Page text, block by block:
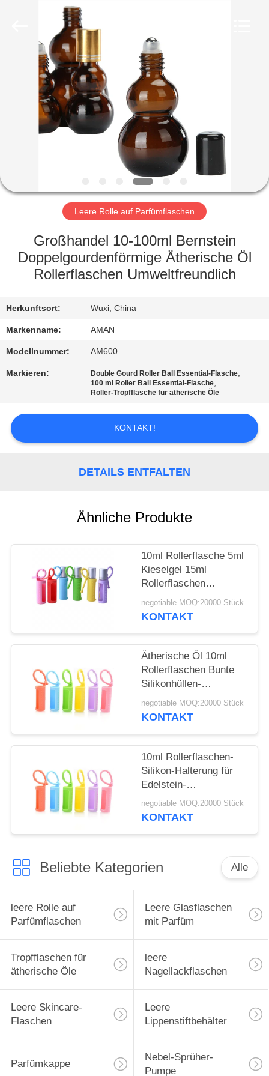
HEIM
PRODUKTE
VIDEOS
VR-
SHOW
ÜBER
UNS
QUALITÄTSKONTROLLE
KONTAKT
NACHRICHT
ANGEBOT
ANFORDERN
SITEMAP
POLICY
Leere Rolle auf Parfümflaschen
Großhandel 10-100ml Bernstein
Doppelgourdenförmige Ätherische Öl
Rollerflaschen Umweltfreundlich
Herkunftsort: Wuxi, China
Markenname: AMAN
Modellnummer: AM600
Markieren: Double Gourd Roller Ball Essential-Flasche,
100 ml Roller Ball Essential-Flasche,
Roller-Tropfflasche für ätherische Öle
KONTAKT!
DETAILS ENTFALTEN
Ähnliche Produkte
10ml Rollerflasche 5ml
Kieselgel 15ml
Rollerflaschen
Tragbare, am Kabel
befestigte,
Schützende
Silikonhülle für Flasche
negotiable MOQ:20000 Stück
KONTAKT
Ätherische Öl 10ml
Rollerflaschen Bunte
Silikonhüllen-
Schutzhülle
Nachfüllbare
negotiable MOQ:20000 Stück
KONTAKT
10ml Rollerflaschen-
Silikon-Halterung für
Edelstein-
Rollerflaschen, 5ml
Roll-On-Flaschen,
negotiable MOQ:20000 Stück
KONTAKT
Beliebte Kategorien Alle
leere Rolle auf
Parfümflaschen
Leere Glasflaschen
mit Parfüm
Tropfflaschen für
ätherische Öle
leere
Nagellackflaschen
Leere Skincare-
Flaschen
Leere
Lippenstiftbehälter
Parfümkappe
Nebel-Sprüher-
Pumpe